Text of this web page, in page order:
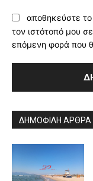
αποθηκεύστε το
τον ιστότοπό μου
επόμενη φορά που
ΔΗΜΟΦΙΛΗ ΑΡΘΡΑ